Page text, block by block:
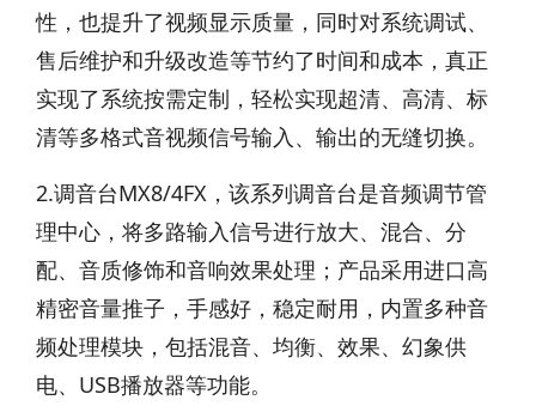
性，也提升了视频显示质量，同时对系统调试、
售后维护和升级改造等节约了时间和成本，真正
实现了系统按需定制，轻松实现超清、高清、标
清等多格式音视频信号输入、输出的无缝切换。
2.调音台MX8/4FX，该系列调音台是音频调节管
理中心，将多路输入信号进行放大、混合、分
配、音质修饰和音响效果处理；产品采用进口高
精密音量推子，手感好，稳定耐用，内置多种音
频处理模块，包括混音、均衡、效果、幻象供
电、USB播放器等功能。